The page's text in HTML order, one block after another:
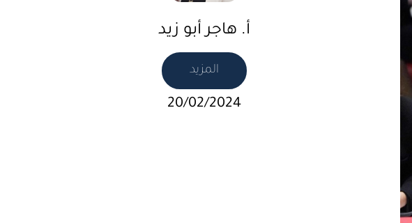
أ. هاجر أبو زيد
المزيد
20/02/2024